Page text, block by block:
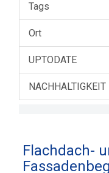
Tags
Ort
UPTODATE
NACHHALTIGKEIT
Flachdach-